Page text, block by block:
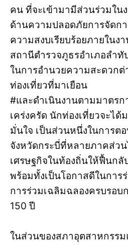
คน ที่จะเข้ามามีส่วนร่วมใน
ด้านความปลอดภัยการจัดกา
ความสงบเรียบร้อยภายในง
สถานีตำรวจภูธรอำเภอลำทั
ในการอำนวยความสะดวกต่
ท่องเที่ยวที่มาเยือน
#และดำเนินงานตามมาตรก
เคร่งครัด นักท่องเที่ยวจะได้
มั่นใจ เป็นส่วนหนึ่งในการต
จังหวัดกระบี่ที่หลายภาคส่ว
เศรษฐกิจในท้องถิ่นให้ฟื้นก
พร้อมทั้งเป็นโอกาสดีในการ
การร่วมเฉลิมฉลองครบรอบ
150 ปี
ในส่วนของสภาอุตสาหกรรม